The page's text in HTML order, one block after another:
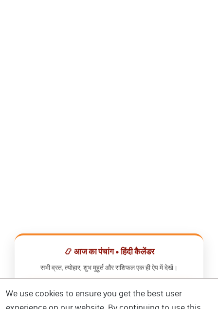
📿 आज का पंचांग • हिंदी कैलेंडर
सभी व्रत, त्योहार, शुभ मुहूर्त और राशिफल एक ही ऐप में देखें।
📅 हिंदी कैलेंडर ऐप डाउनलोड करें
We use cookies to ensure you get the best user